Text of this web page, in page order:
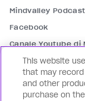
Mindvalley Podcast
Facebook
Canale Youtube di
Contattaci
Assistenza
This website
that may
and other
purchase on